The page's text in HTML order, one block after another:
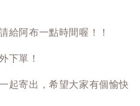
給阿布一點時間喔！！
下單！
起寄出，希望大家有個愉快